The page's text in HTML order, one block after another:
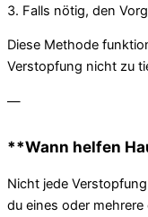
3. Falls nötig, den
Diese Methode
Verstopfung nicht zu
—
**Wann helfen
Nicht jede
du eines oder